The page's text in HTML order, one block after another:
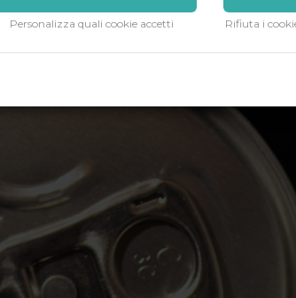
Personalizza quali cookie accetti Rifiuta i